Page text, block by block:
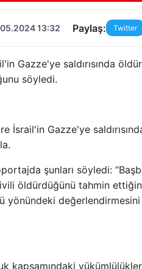
13:32 Paylaş: Twitter
Gazze'ye saldırısında
söyledi.
İsrail'in Gazze'ye
şunları söyledi:
öldürdüğünü tahmin
değerlendirmesini
kapsamındaki